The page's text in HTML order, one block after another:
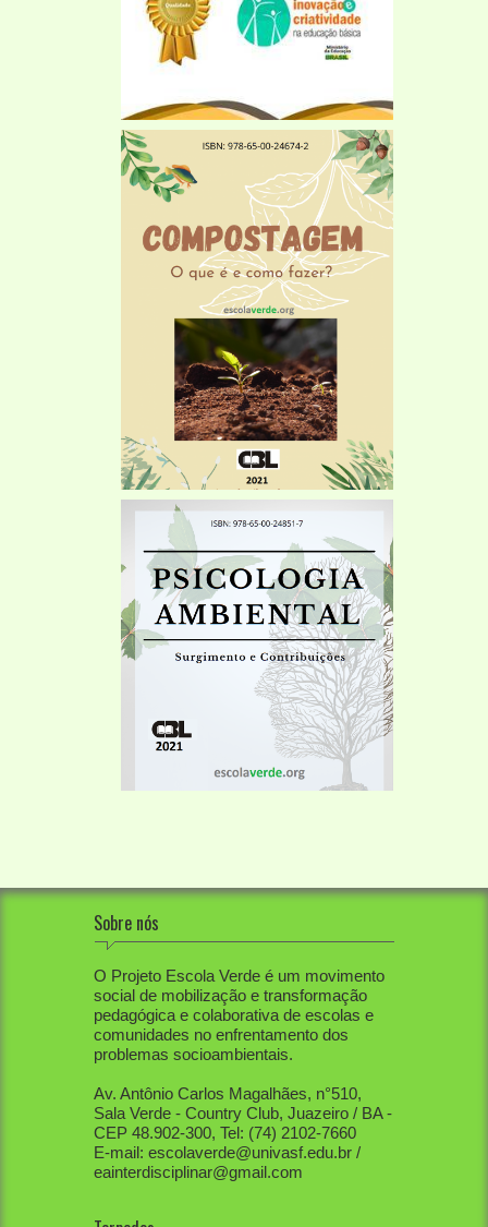
Sobre nós
O Projeto Escola Verde é um movimento
social de mobilização e transformação
pedagógica e colaborativa de escolas e
comunidades no enfrentamento dos
problemas socioambientais.
Av. Antônio Carlos Magalhães, n°510,
Sala Verde - Country Club, Juazeiro / BA -
CEP 48.902-300, Tel: (74) 2102-7660
E-mail: escolaverde@univasf.edu.br /
eainterdisciplinar@gmail.com